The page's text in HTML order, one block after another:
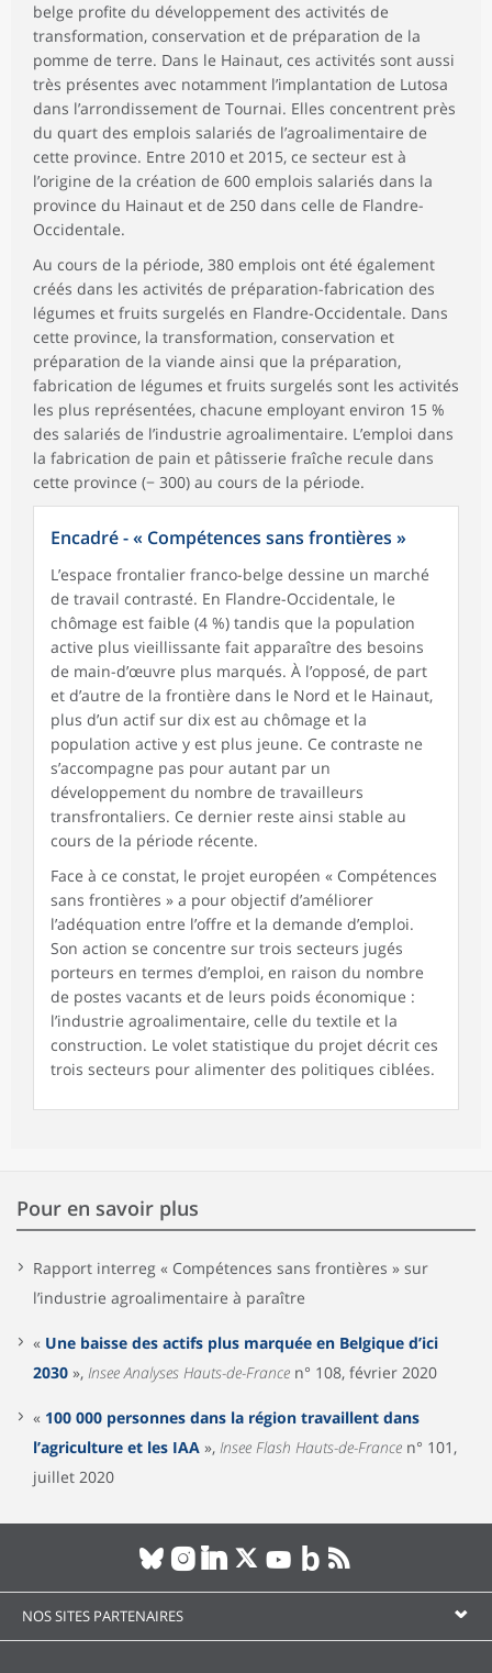
belge profite du développement des activités de
transformation, conservation et de préparation de la
pomme de terre. Dans le Hainaut, ces activités sont aussi
très présentes avec notamment l’implantation de Lutosa
dans l’arrondissement de Tournai. Elles concentrent près
du quart des emplois salariés de l’agroalimentaire de
cette province. Entre 2010 et 2015, ce secteur est à
l’origine de la création de 600 emplois salariés dans la
province du Hainaut et de 250 dans celle de Flandre-
Occidentale.
Au cours de la période, 380 emplois ont été également
créés dans les activités de préparation-fabrication des
légumes et fruits surgelés en Flandre-Occidentale. Dans
cette province, la transformation, conservation et
préparation de la viande ainsi que la préparation,
fabrication de légumes et fruits surgelés sont les activités
les plus représentées, chacune employant environ 15 %
des salariés de l’industrie agroalimentaire. L’emploi dans
la fabrication de pain et pâtisserie fraîche recule dans
cette province (− 300) au cours de la période.
Encadré - « Compétences sans frontières »
L’espace frontalier franco-belge dessine un marché
de travail contrasté. En Flandre-Occidentale, le
chômage est faible (4 %) tandis que la population
active plus vieillissante fait apparaître des besoins
de main-d’œuvre plus marqués. À l’opposé, de part
et d’autre de la frontière dans le Nord et le Hainaut,
plus d’un actif sur dix est au chômage et la
population active y est plus jeune. Ce contraste ne
s’accompagne pas pour autant par un
développement du nombre de travailleurs
transfrontaliers. Ce dernier reste ainsi stable au
cours de la période récente.
Face à ce constat, le projet européen « Compétences
sans frontières » a pour objectif d’améliorer
l’adéquation entre l’offre et la demande d’emploi.
Son action se concentre sur trois secteurs jugés
porteurs en termes d’emploi, en raison du nombre
de postes vacants et de leurs poids économique :
l’industrie agroalimentaire, celle du textile et la
construction. Le volet statistique du projet décrit ces
trois secteurs pour alimenter des politiques ciblées.
Pour en savoir plus
Rapport interreg « Compétences sans frontières » sur
l’industrie agroalimentaire à paraître
« Une baisse des actifs plus marquée en Belgique d’ici
2030 », Insee Analyses Hauts-de-France n° 108, février 2020
« 100 000 personnes dans la région travaillent dans
l’agriculture et les IAA », Insee Flash Hauts-de-France n° 101,
juillet 2020
NOS SITES PARTENAIRES